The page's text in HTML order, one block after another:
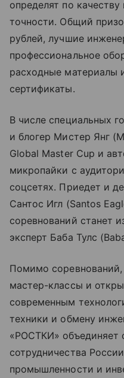
определят по
точности. Общий
рублей, лучшие
профессиональное
расходные материалы
сертификаты.
В числе специальных
и блогер Мистер Янг
Global Master Cup и
микропайки с
соцсетях. Приедет и
Сантос Игл (Santos
соревнований станет
эксперт Баба Тулс
Помимо
мастер-классы и
современным
техники и обмену
«РОСТКИ» объединяет
сотрудничества
промышленности и